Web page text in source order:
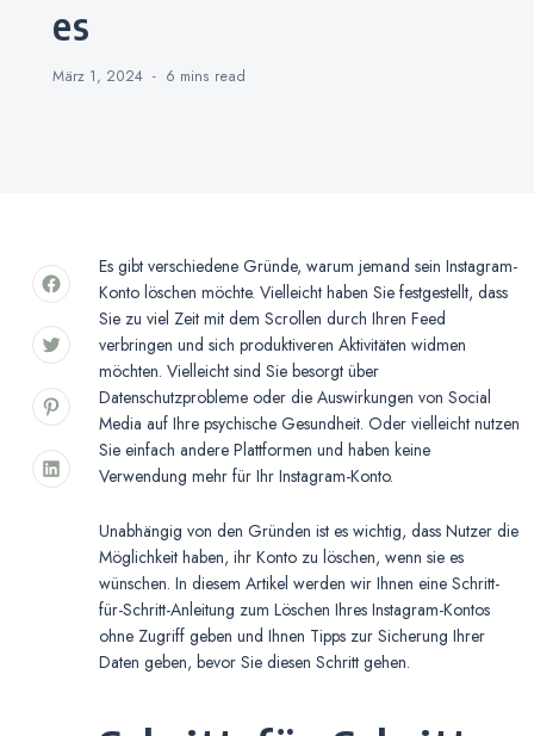
es
März 1, 2024 6 mins read
Es gibt verschiedene Gründe, warum jemand sein Instagram-
Konto löschen möchte. Vielleicht haben Sie festgestellt, dass
Sie zu viel Zeit mit dem Scrollen durch Ihren Feed
verbringen und sich produktiveren Aktivitäten widmen
möchten. Vielleicht sind Sie besorgt über
Datenschutzprobleme oder die Auswirkungen von Social
Media auf Ihre psychische Gesundheit. Oder vielleicht nutzen
Sie einfach andere Plattformen und haben keine
Verwendung mehr für Ihr Instagram-Konto.
Unabhängig von den Gründen ist es wichtig, dass Nutzer die
Möglichkeit haben, ihr Konto zu löschen, wenn sie es
wünschen. In diesem Artikel werden wir Ihnen eine Schritt-
für-Schritt-Anleitung zum Löschen Ihres Instagram-Kontos
ohne Zugriff geben und Ihnen Tipps zur Sicherung Ihrer
Daten geben, bevor Sie diesen Schritt gehen.